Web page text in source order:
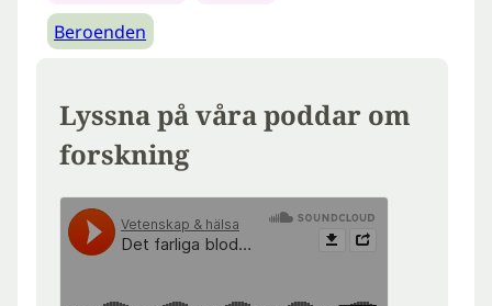
Beroenden
Lyssna på våra poddar om
forskning